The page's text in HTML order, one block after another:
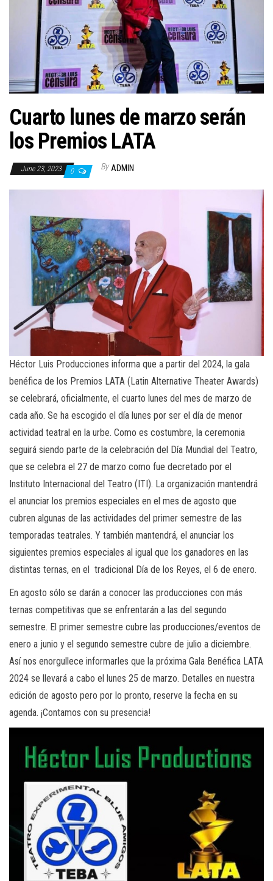
Cuarto lunes de marzo serán
los Premios LATA
June 23, 2023 0 By ADMIN
Héctor Luis Producciones informa que a partir del 2024, la gala
benéfica de los Premios LATA (Latin Alternative Theater Awards)
se celebrará, oficialmente, el cuarto lunes del mes de marzo de
cada año. Se ha escogido el día lunes por ser el día de menor
actividad teatral en la urbe. Como es costumbre, la ceremonia
seguirá siendo parte de la celebración del Día Mundial del Teatro,
que se celebra el 27 de marzo como fue decretado por el
Instituto Internacional del Teatro (ITI). La organización mantendrá
el anunciar los premios especiales en el mes de agosto que
cubren algunas de las actividades del primer semestre de las
temporadas teatrales. Y también mantendrá, el anunciar los
siguientes premios especiales al igual que los ganadores en las
distintas ternas, en el tradicional Día de los Reyes, el 6 de enero.
En agosto sólo se darán a conocer las producciones con más
ternas competitivas que se enfrentarán a las del segundo
semestre. El primer semestre cubre las producciones/eventos de
enero a junio y el segundo semestre cubre de julio a diciembre.
Así nos enorgullece informarles que la próxima Gala Benéfica LATA
2024 se llevará a cabo el lunes 25 de marzo. Detalles en nuestra
edición de agosto pero por lo pronto, reserve la fecha en su
agenda. ¡Contamos con su presencia!